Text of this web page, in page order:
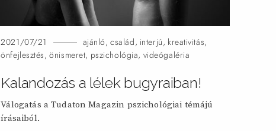
2021/07/21 ajánló,család, interjú, kreativitás,
önfejlesztés,önismeret, pszichológia, videógaléria
Kalandozás a lélek bugyraiban!
Válogatás a Tudaton Magazin pszichológiai témájú
írásaiból.